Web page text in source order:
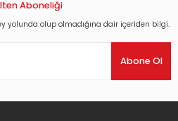
bilgiler bulunuyor.
Aboneliği
yolunda olup olmadığına dair içeriden bilgi.
Abone Ol